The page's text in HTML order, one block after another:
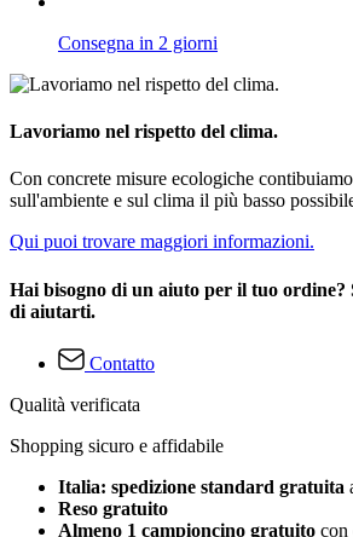
Consegna in 2 giorni
Lavoriamo nel rispetto del clima.
Con concrete misure ecologiche
sull'ambiente e sul clima il più basso
Qui puoi trovare maggiori informazioni.
Hai bisogno di un aiuto per il tuo ordine?
di aiutarti.
Contatto
Qualità verificata
Shopping sicuro e affidabile
Italia: spedizione standard gratuita
Reso gratuito
Almeno 1 campioncino gratuito con